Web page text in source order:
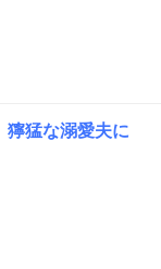
獰猛な溺愛夫に